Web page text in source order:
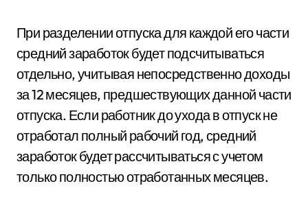
При разделении отпуска для каждой его части
средний заработок будет подсчитываться
отдельно, учитывая непосредственно доходы
за 12 месяцев, предшествующих данной части
отпуска. Если работник до ухода в отпуск не
отработал полный рабочий год, средний
заработок будет рассчитываться с учетом
только полностью отработанных месяцев.